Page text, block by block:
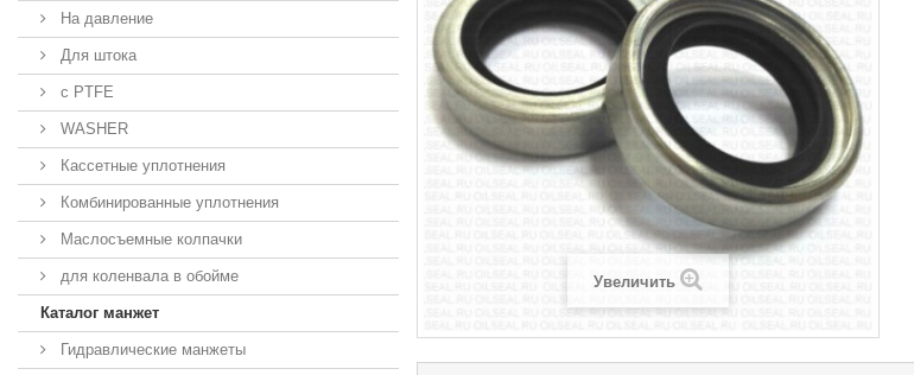
На давление
Для штока
с PTFE
WASHER
Кассетные уплотнения
Комбинированные уплотнения
Маслосъемные колпачки
для коленвала в обойме
Каталог манжет
Гидравлические манжеты
Увеличить